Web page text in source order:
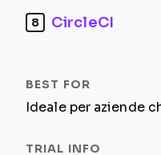
8 CircleCI
Ideale per aziende